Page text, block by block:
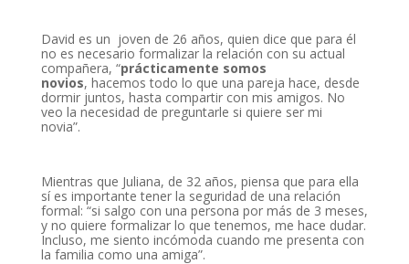
David es un joven de 26 años, quien dice que para él
no es necesario formalizar la relación con su actual
compañera, “prácticamente somos
novios, hacemos todo lo que una pareja hace, desde
dormir juntos, hasta compartir con mis amigos. No
veo la necesidad de preguntarle si quiere ser mi
novia”.
Mientras que Juliana, de 32 años, piensa que para ella
sí es importante tener la seguridad de una relación
formal: “si salgo con una persona por más de 3 meses,
y no quiere formalizar lo que tenemos, me hace dudar.
Incluso, me siento incómoda cuando me presenta con
la familia como una amiga”.